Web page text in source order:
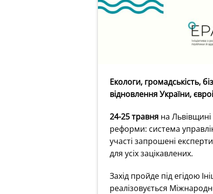
Екологи, громадськість,
відновлення України,
24-25 травняна Львівщині
реформи: система
участі запрошені
для усіх зацікавлених.
Захід пройде під егідою
реалізовується